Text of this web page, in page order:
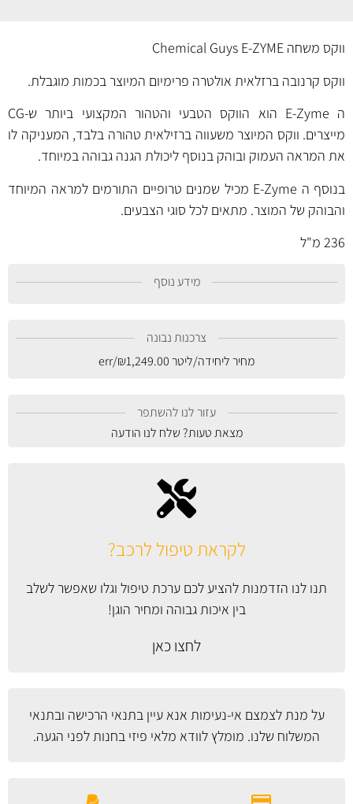
לקראת טיפול לרכב?
תנו לנו הזדמנות להציע לכם ערכת טיפול וגלו שאפשר לשלב
בין איכות גבוהה ומחיר הוגן!
לחצו כאן
על מנת לצמצם אי-נעימות אנא עייןבתנאי הרכישה ובתנאי
המשלוח שלנו. מומלץ לוודא מלאי פיזי בחנות לפני הגעה.
ווקס משחה Chemical Guys E-ZYME
ווקס קרנובה ברזלאית אולטרה פרימיום המיוצר בכמות מוגבלת.
ה E-Zyme הוא הווקס הטבעי והטהור המקצועי ביותר ש-CG
מייצרים. ווקס המיוצר משעווה ברזילאית טהורה בלבד, המעניקה לו
את המראה העמוק ובוהק בנוסף ליכולת הגנה גבוהה במיוחד.
בנוסף ה E-Zyme מכיל שמנים טרופיים התורמים למראה המיוחד
והבוהק של המוצר. מתאים לכל סוגי הצבעים.
236 מ"ל
מידע נוסף
צרכנות נבונה
מחיר ליחידה/ליטר
₪1,249.00
/err
עזור לנו להשתפר
מצאת טעות? שלח לנו הודעה